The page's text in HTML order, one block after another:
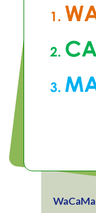
WaCaMa